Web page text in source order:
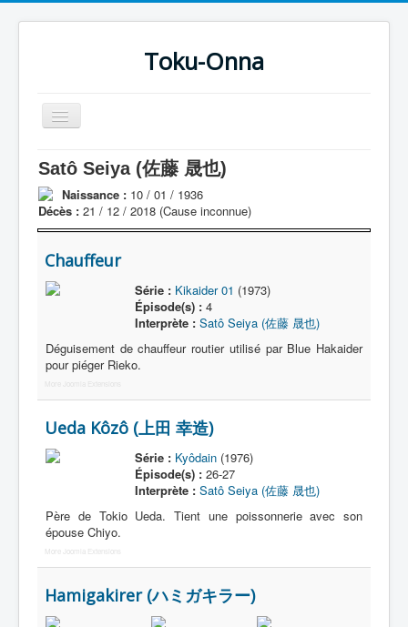
Toku-Onna
Basculer
la
Accueil
Toku-Actrices
Séries
Films
Dessins
Artiste Asperger
Personnage
Transformation
Équipement
Satô Seiya (佐藤 晟也)
Naissance : 10 / 01 / 1936
Décès : 21 / 12 / 2018 (Cause inconnue)
Chauffeur
Série : Kikaider 01 (1973)
Épisode(s) : 4
Interprète : Satô Seiya (佐藤 晟也)
Déguisement de chauffeur routier utilisé par Blue Hakaider
pour piéger Rieko.
More Joomla Extensions
Ueda Kôzô (上田 幸造)
Série : Kyôdain (1976)
Épisode(s) : 26-27
Interprète : Satô Seiya (佐藤 晟也)
Père de Tokio Ueda. Tient une poissonnerie avec son
épouse Chiyo.
More Joomla Extensions
Hamigakirer (ハミガキラー)